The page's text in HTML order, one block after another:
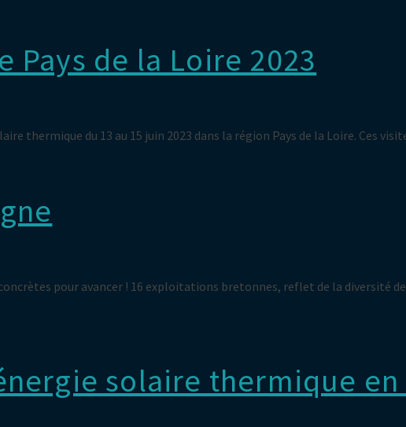
de la Loire 2023
thermique du 13 au 15 juin 2023 dans la région Pays de la Loire. Ces
pour avancer ! 16 exploitations bretonnes, reflet de la diversité
solaire thermique